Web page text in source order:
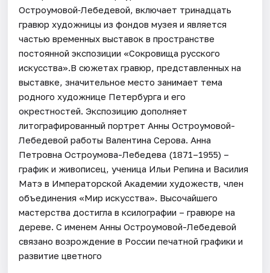
Остроумовой‑Лебедевой, включает тринадцать
гравюр художницы из фондов музея и является
частью временных выставок в пространстве
постоянной экспозиции «Сокровища русского
искусства».В сюжетах гравюр, представленных на
выставке, значительное место занимает тема
родного художнице Петербурга и его
окрестностей. Экспозицию дополняет
литографированный портрет Анны Остроумовой-
Лебедевой работы Валентина Серова. Анна
Петровна Остроумова-Лебедева (1871–1955) –
график и живописец, ученица Ильи Репина и Василия
Матэ в Императорской Академии художеств, член
объединения «Мир искусства». Высочайшего
мастерства достигла в ксилографии – гравюре на
дереве. С именем Анны Остроумовой-Лебедевой
связано возрождение в России печатной графики и
развитие цветного